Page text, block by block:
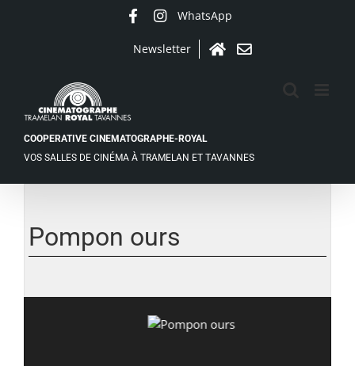
WhatsApp
Newsletter
AccueilContact
COOPERATIVE CINEMATOGRAPHE-ROYAL
VOS SALLES DE CINÉMA À TRAMELAN ET TAVANNES
Pompon ours